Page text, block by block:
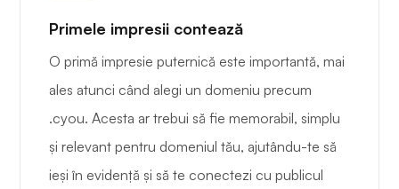
Primele impresii contează
O primă impresie puternică este importantă, mai
ales atunci când alegi un domeniu precum
.cyou. Acesta ar trebui să fie memorabil, simplu
și relevant pentru domeniul tău, ajutându-te să
ieși în evidență și să te conectezi cu publicul